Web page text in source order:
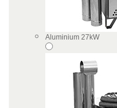
Aluminium 27kW